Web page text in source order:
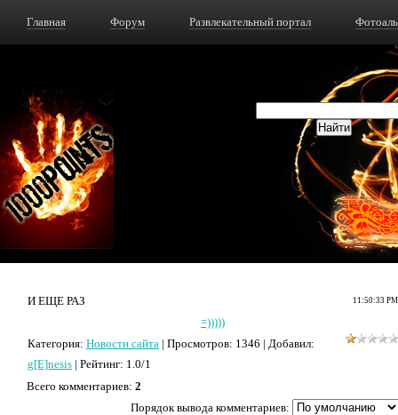
Главная Форум Развлекательный портал
11:50:33 PM
И ЕЩЕ РАЗ
=)))))
Категория: Новости сайта | Просмотров: 1346 | Добавил:
g[E]nesis | Рейтинг: 1.0/1
Всего комментариев: 2
Порядок вывода комментариев: